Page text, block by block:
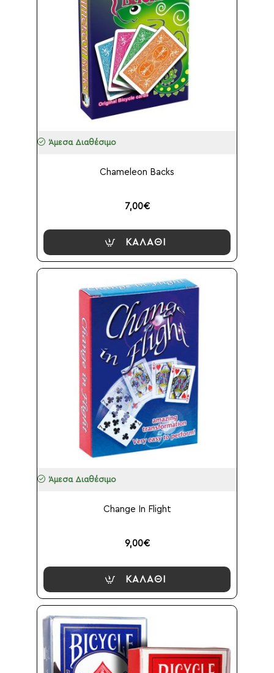
Άμεσα Διαθέσιμο
Chameleon Backs
7,00€
ΚΑΛΆΘΙ
Άμεσα Διαθέσιμο
Change In Flight
9,00€
ΚΑΛΆΘΙ